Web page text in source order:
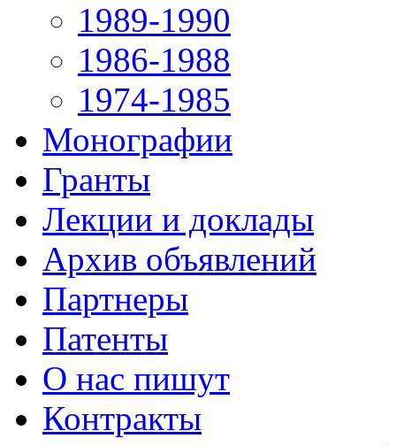
1989-1990
1986-1988
1974-1985
Монографии
Гранты
Лекции и доклады
Архив объявлений
Партнеры
Патенты
О нас пишут
Контракты